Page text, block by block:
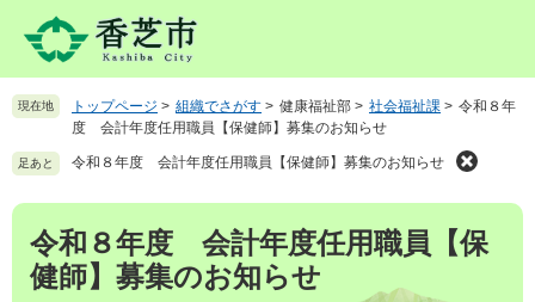
先
。
を
て
現在地 トップページ > 組織でさがす > 健康福祉部 > 社会福祉課 > 令和８年
度 会計年度任用職員【保健師】募集のお知らせ
足あと 令和８年度 会計年度任用職員【保健師】募集のお知らせ
本
令和８年度 会計年度任用職員【保
健師】募集のお知らせ